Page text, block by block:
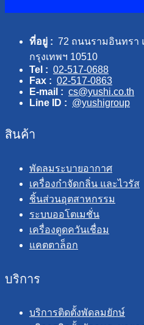
ที่อยู่ : 72 ถนนรามอินทรา
กรุงเทพฯ 10510
Tel : 02-517-0688
Fax : 02-517-0863
E-mail : cs@yushi.co.th
Line ID : @yushigroup
สินค้า
พัดลมระบายอากาศ
เครื่องกำจัดกลิ่น และไวรัส
ชิ้นส่วนอุตสาหกรรม
ระบบออโตเมชั่น
เครื่องดูดควันเชื่อม
แคตตาล็อก
บริการ
บริการติดตั้งพัดลมยักษ์